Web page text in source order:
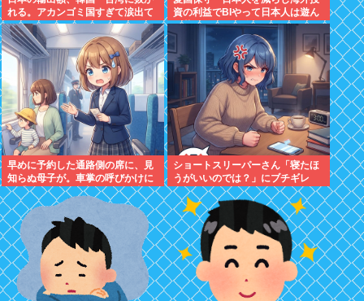
れる。アカンゴミ国すぎて涙出て
きた…
資の利益でBIやって日本人は遊ん
で暮らすべき。移民は不要」
早めに予約した通路側の席に、見
知らぬ母子が。車掌の呼びかけに
も「目を閉じて無視」して居座ら
れました。無理やり奪われた席
は、結局“やったもん勝ち”にな
っ...
ショートスリーパーさん「寝たほ
うがいいのでは？」にブチギレ